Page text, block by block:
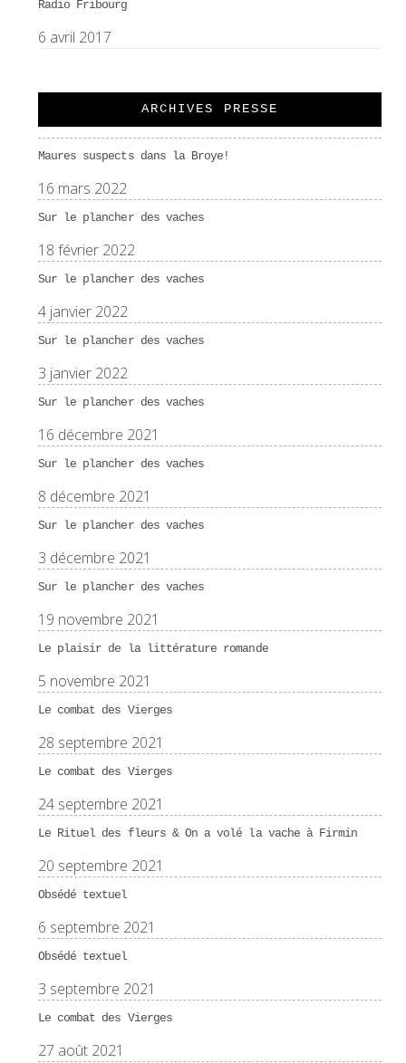
Radio Fribourg
6 avril 2017
ARCHIVES PRESSE
Maures suspects dans la Broye!
16 mars 2022
Sur le plancher des vaches
18 février 2022
Sur le plancher des vaches
4 janvier 2022
Sur le plancher des vaches
3 janvier 2022
Sur le plancher des vaches
16 décembre 2021
Sur le plancher des vaches
8 décembre 2021
Sur le plancher des vaches
3 décembre 2021
Sur le plancher des vaches
19 novembre 2021
Le plaisir de la littérature romande
5 novembre 2021
Le combat des Vierges
28 septembre 2021
Le combat des Vierges
24 septembre 2021
Le Rituel des fleurs & On a volé la vache à Firmin
20 septembre 2021
Obsédé textuel
6 septembre 2021
Obsédé textuel
3 septembre 2021
Le combat des Vierges
27 août 2021